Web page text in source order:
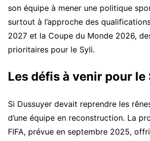
son équipe à mener une politique
surtout à l’approche des
2027 et la Coupe du Monde 2026,
prioritaires pour le Syli.
Les défis à venir pour le
Si Dussuyer devait reprendre les
d’une équipe en reconstruction. La
FIFA, prévue en septembre 2025,